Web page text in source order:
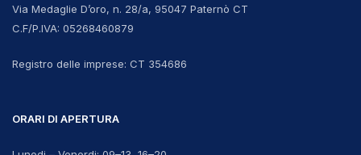
Via Medaglie D’oro, n. 28/a, 95047 Paternò CT
C.F/P.IVA: 05268460879
Registro delle imprese: CT 354686
ORARI DI APERTURA